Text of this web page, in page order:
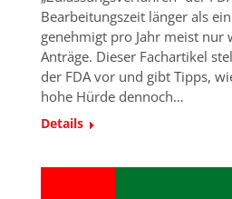
Bearbeitungszeit länger als
genehmigt pro Jahr meist nur
Anträge. Dieser Fachartikel
der FDA vor und gibt Tipps,
hohe Hürde dennoch…
Details